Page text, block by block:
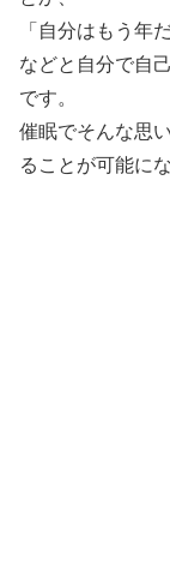
「自分はもう年
などと自分で自
です。
催眠でそんな思
ることが可能に